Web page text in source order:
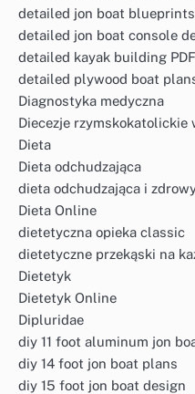
detailed jon boat blueprints
detailed jon boat console
detailed kayak building PDF
detailed plywood boat
Diagnostyka medyczna
Diecezje rzymskokatolickie
Dieta
Dieta odchudzająca
dieta odchudzająca i
Dieta Online
dietetyczna opieka classic
dietetyczne przekąski na
Dietetyk
Dietetyk Online
Dipluridae
diy 11 foot aluminum jon
diy 14 foot jon boat plans
diy 15 foot jon boat design